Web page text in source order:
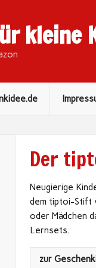
kleine
Der
Neugierige
dem tiptoi-Stift
oder Mädchen
Lernsets.
zur